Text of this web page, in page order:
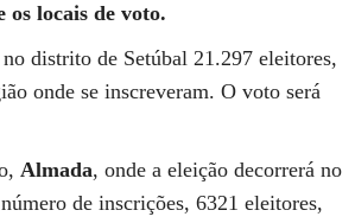
os locais de voto.
distrito de Setúbal 21.297 eleitores,
onde se inscreveram. O voto será
Almada, onde a eleição decorrerá no
de inscrições, 6321 eleitores,